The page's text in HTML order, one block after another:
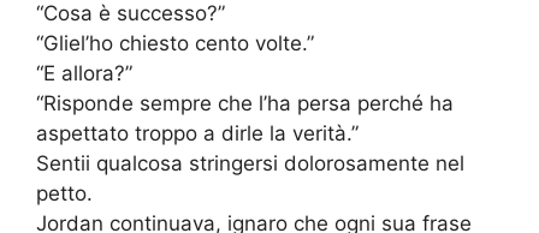
“Cosa è successo?”
“Gliel’ho chiesto cento volte.”
“E allora?”
“Risponde sempre che l’ha persa perché ha
aspettato troppo a dirle la verità.”
Sentii qualcosa stringersi dolorosamente nel
petto.
Jordan continuava, ignaro che ogni sua frase